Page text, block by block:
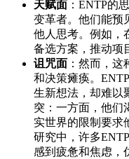
天赋面 ：ENTP的
变革者。他们能预
他人思考。例如，
备选方案，推动项
诅咒面 ：然而，
和决策瘫痪。
生新想法，却难以
突：一方面，他们
实世界的限制要求
研究中，许多
感到疲惫和焦虑，